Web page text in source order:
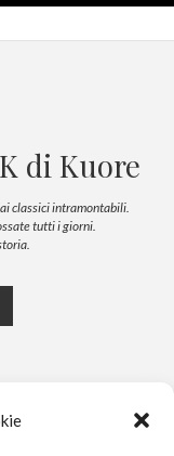
di Kuore
classici intramontabili.
tutti i giorni.